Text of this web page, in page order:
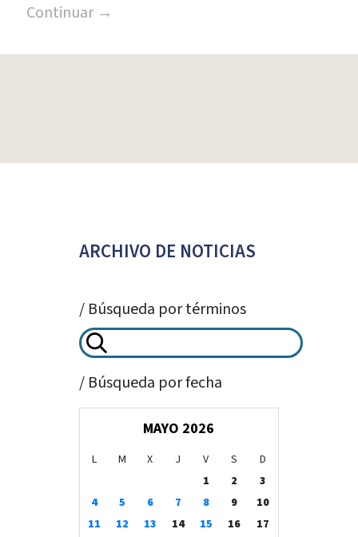
Continuar →
ARCHIVO DE NOTICIAS
/ Búsqueda por términos
/ Búsqueda por fecha
MAYO 2026
L M X J V S
D
1
2
3
4
5 6 7 8 9
10
11
12 13 14 15 16
17